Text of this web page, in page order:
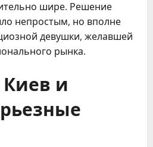
шире. Решение
непростым, но вполне
девушки, желавшей
рынка.
и